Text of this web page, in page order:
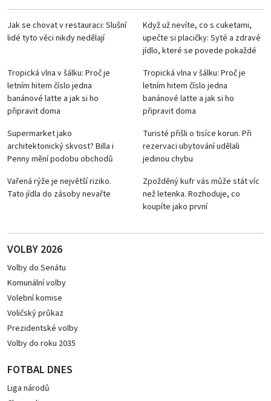
Jak se chovat v restauraci: Slušní
lidé tyto věci nikdy nedělají
Když už nevíte, co s cuketami,
upečte si placičky: Syté a zdravé
jídlo, které se povede pokaždé
Tropická vlna v šálku: Proč je
letním hitem číslo jedna
banánové latte a jak si ho
připravit doma
Tropická vlna v šálku: Proč je
letním hitem číslo jedna
banánové latte a jak si ho
připravit doma
Supermarket jako
architektonický skvost? Billa i
Penny mění podobu obchodů
Turisté přišli o tisíce korun. Při
rezervaci ubytování udělali
jedinou chybu
Vařená rýže je největší riziko.
Tato jídla do zásoby nevařte
Zpožděný kufr vás může stát víc
než letenka. Rozhoduje, co
koupíte jako první
VOLBY 2026
Volby do Senátu
Komunální volby
Volební komise
Voličský průkaz
Prezidentské volby
Volby do roku 2035
FOTBAL DNES
Liga národů